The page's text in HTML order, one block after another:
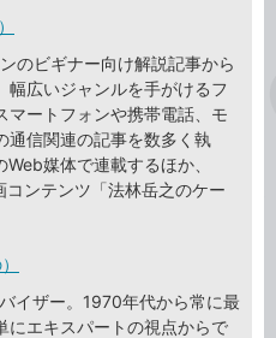
のビギナー向け解説記事から
幅広いジャンルを手がけるフ
マートフォンや携帯電話、モ
通信関連の記事を数多く執
媒体で連載するほか、
ンテンツ「法林岳之のケー
イザー。1970年代から常に最
にエキスパートの視点からで